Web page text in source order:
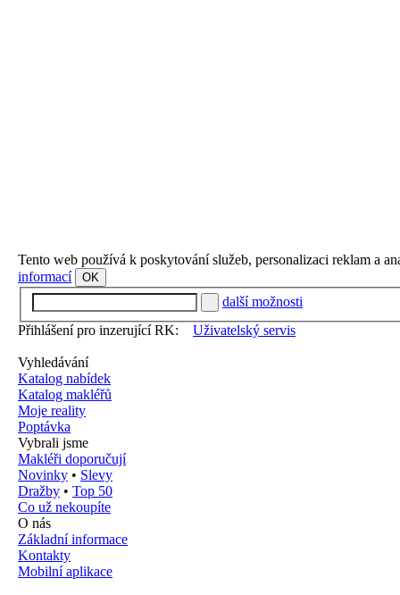
Tento web používá k poskytování služeb, personalizaci reklam a
informací
OK
další možnosti
Přihlášení pro inzerující RK:
Uživatelský servis
Vyhledávání
Katalog nabídek
Katalog makléřů
Moje reality
Poptávka
Vybrali jsme
Makléři doporučují
Novinky • Slevy
Dražby • Top 50
Co už nekoupíte
O nás
Základní informace
Kontakty
Mobilní aplikace